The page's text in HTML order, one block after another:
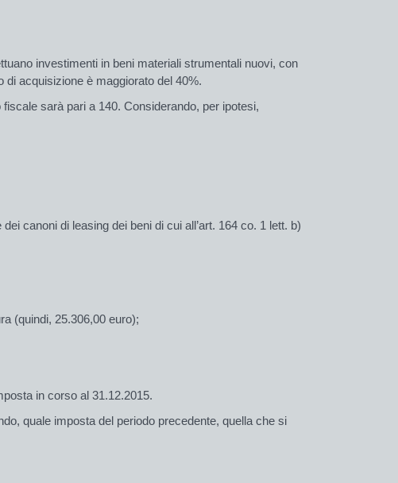
investimenti in beni materiali stru­men­tali nuovi, con
acquisi­zione è maggiorato del 40%.
sarà pari a 140. Conside­ran­do, per ipotesi,
canoni di leasing dei beni di cui al­l’art. 164 co. 1 lett. b)
(quindi, 25.306,00 euro);
in corso al 31.12.2015.
quale imposta del periodo pre­ce­dente, quella che si